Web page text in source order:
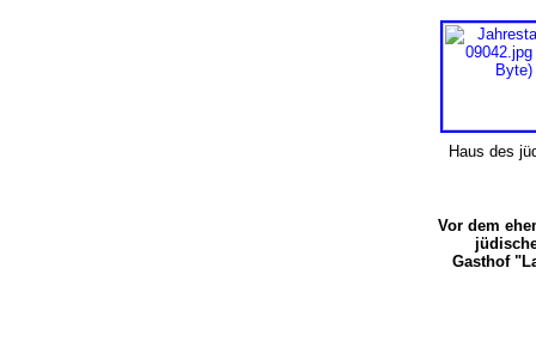
Haus des
Vor dem
Gasthof